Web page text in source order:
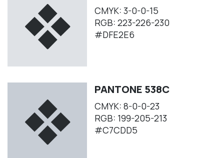
CMYK: 3-0-0-15
RGB: 223-226-230
#DFE2E6
PANTONE 538C
CMYK: 8-0-0-23
RGB: 199-205-213
#C7CDD5